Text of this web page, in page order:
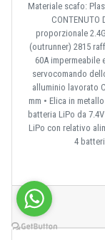
Materiale scafo:
CONTENUTO
proporzionale
(outrunner) 2815
60A
servocomando
alluminio lavorato
mm • Elica in
batteria LiPo da
LiPo con relativo
4